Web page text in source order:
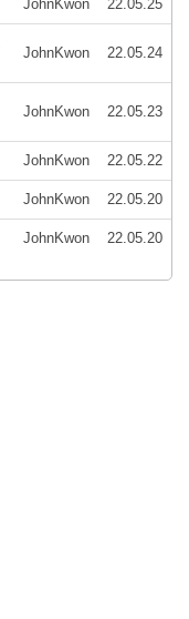
JohnKwon 22.05.25
JohnKwon 22.05.24
JohnKwon 22.05.23
JohnKwon 22.05.22
JohnKwon 22.05.20
JohnKwon 22.05.20